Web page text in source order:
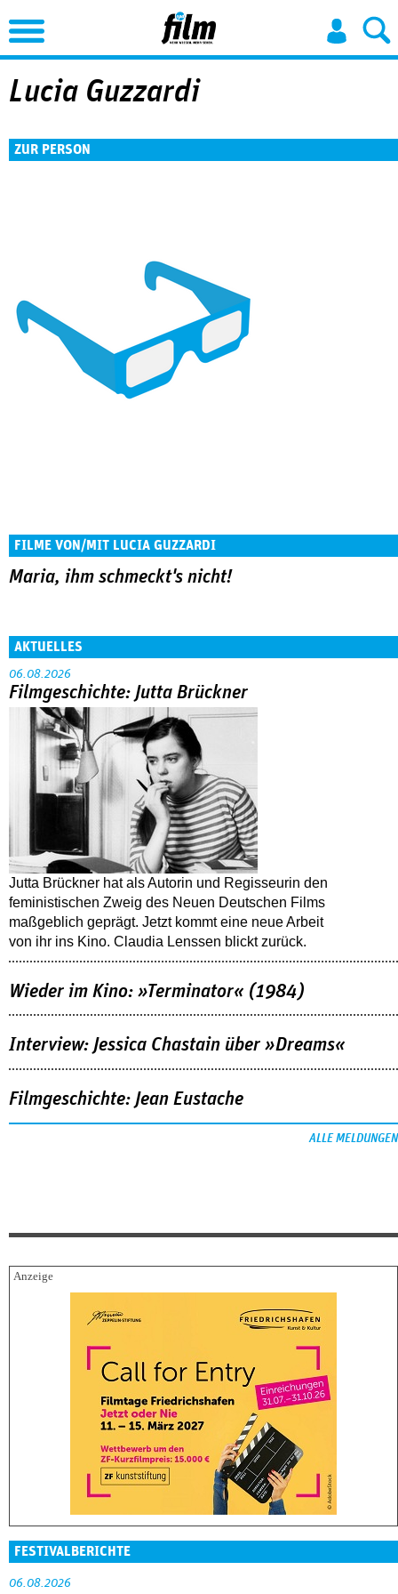
Jump to Navigation
Lucia Guzzardi
ZUR PERSON
FILME VON/MIT LUCIA GUZZARDI
Maria, ihm schmeckt's nicht!
AKTUELLES
06.08.2026
Filmgeschichte: Jutta Brückner
Jutta Brückner hat als Autorin und Regisseurin den
feministischen Zweig des Neuen Deutschen Films
maßgeblich geprägt. Jetzt kommt eine neue Arbeit
von ihr ins Kino. Claudia Lenssen blickt zurück.
Wieder im Kino: »Terminator« (1984)
Interview: Jessica Chastain über »Dreams«
Filmgeschichte: Jean Eustache
ALLE MELDUNGEN
FESTIVALBERICHTE
06.08.2026